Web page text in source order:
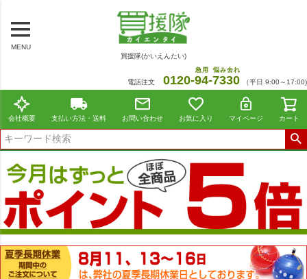
MENU
買援隊(かいえんたい)
電話注文 0120-94
急用
-7330
悩み去れ
（平日 9:00～17:00)
会社概要 支払い方法・送料 お問い合わせ お気に入り マイページ カート